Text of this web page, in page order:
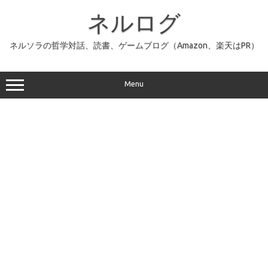
ッ
プ
ネルログ
ネルソラの哲学対話、読書、ゲームブログ（Amazon、楽天はPR）
Menu